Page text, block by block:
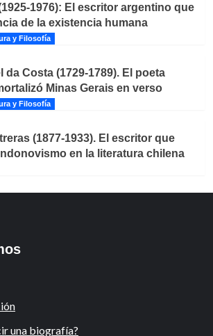
1976): El escritor argentino que
de la existencia humana
y Filosofía
da Costa (1729-1789). El poeta
Minas Gerais en verso
y Filosofía
(1877-1933). El escritor que
en la literatura chilena
una biografía?